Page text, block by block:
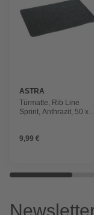
ASTRA
Türmatte, Rib Line
Sprint, Anthrazit, 50 x
9,99 €